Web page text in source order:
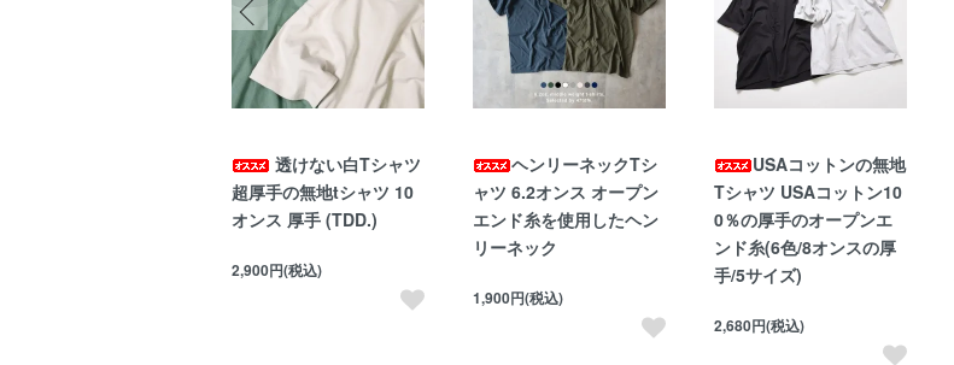
透けない白Tシャツ
超厚手の無地tシャツ 10
オンス 厚手 (TDD.)
2,900円(税込)
ヘンリーネックTシ
ャツ 6.2オンス オープン
エンド糸を使用したヘン
リーネック
1,900円(税込)
USAコットンの無地
Tシャツ USAコットン10
0％の厚手のオープンエ
ンド糸(6色/8オンスの厚
手/5サイズ)
2,680円(税込)